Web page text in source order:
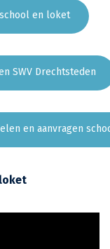
school en loket
SWV Drechtsteden
en aanvragen